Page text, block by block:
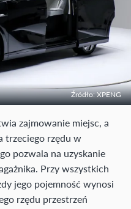
Źródło: XPENG
zajmowanie miejsc, a
trzeciego rzędu w
pozwala na uzyskanie
Przy wszystkich
jego pojemność wynosi
rzędu przestrzeń